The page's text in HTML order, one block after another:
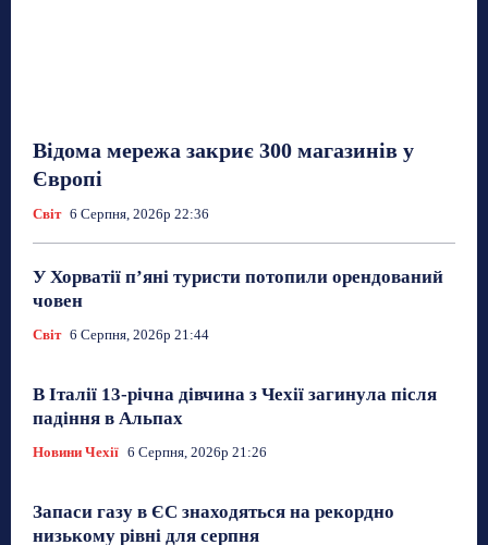
Відома мережа закриє 300 магазинів у
Європі
Світ 6 Серпня, 2026р 22:36
У Хорватії пʼяні туристи потопили орендований
човен
Світ 6 Серпня, 2026р 21:44
В Італії 13-річна дівчина з Чехії загинула після
падіння в Альпах
Новини Чехії 6 Серпня, 2026р 21:26
Запаси газу в ЄС знаходяться на рекордно
низькому рівні для серпня